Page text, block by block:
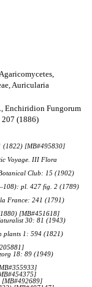
Auricularia
Enchiridion Fungorum
(1886)
(1822) [MB#495830]
Voyage. III Flora
Club: 15 (1902)
pl. 427 fig. 2 (1789)
France: 241 (1791)
[MB#451618]
30: 81 (1943)
plants 1: 594 (1821)
18: 89 (1949)
[MB#492689]